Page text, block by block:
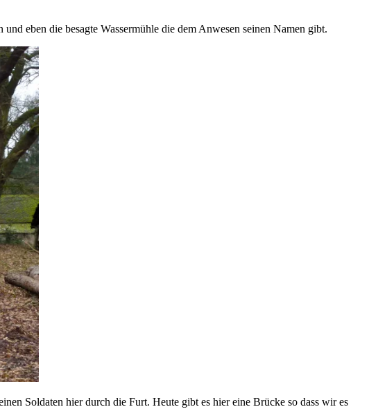
eben die besagte Wassermühle die dem Anwesen seinen Namen gibt.
Soldaten hier durch die Furt. Heute gibt es hier eine Brücke so dass wir es